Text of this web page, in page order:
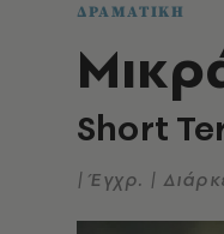
ΔΡΑΜΑΤΙΚΗ
Short
| Έγχρ. |